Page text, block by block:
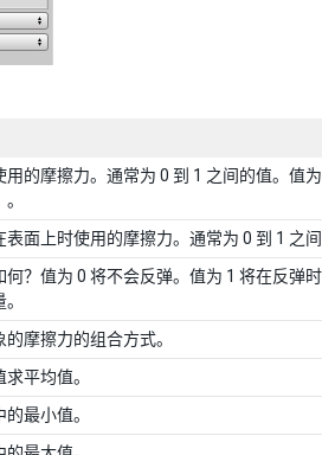
用的摩擦力。通常为 0 到 1 之间的值。值
表面上时使用的摩擦力。通常为 0 到 1 之
何？值为 0 将不会反弹。值为 1 将在反弹
摩擦力的组合方式。
平均值。
最小值。